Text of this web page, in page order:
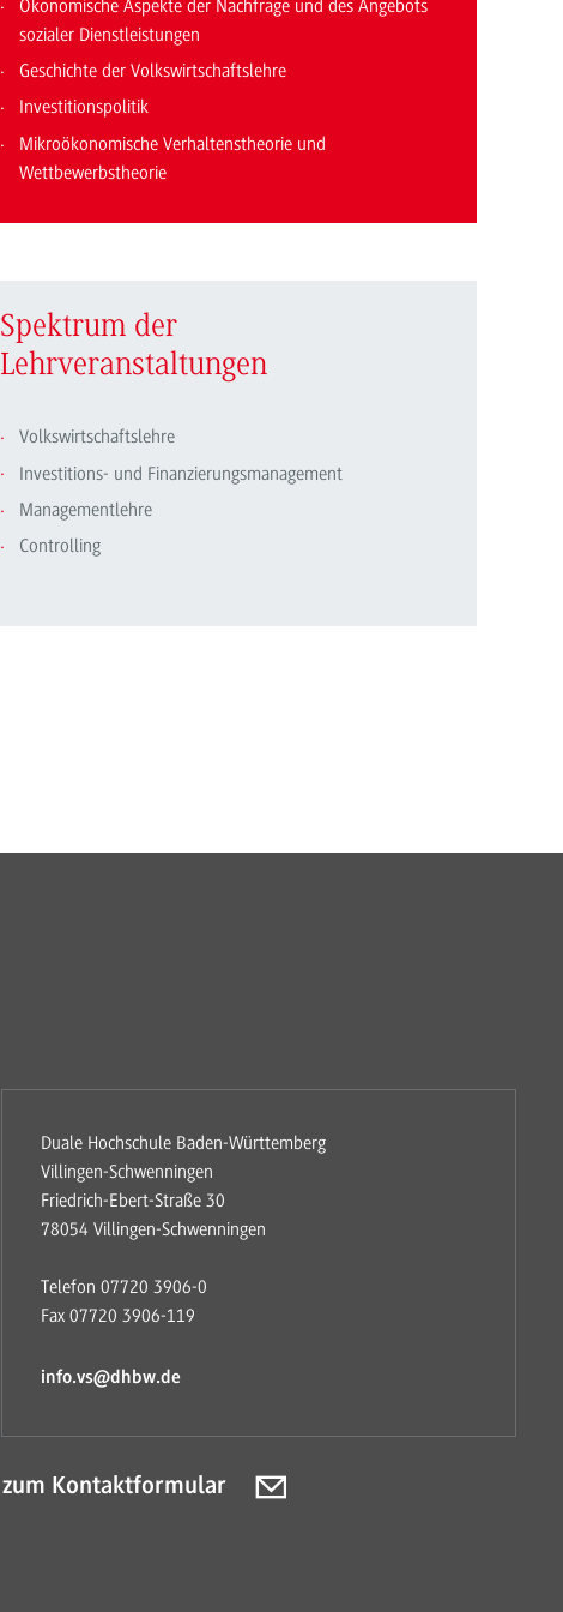
Ökonomische Aspekte der Nachfrage und des Angebots
sozialer Dienstleistungen
Geschichte der Volkswirtschaftslehre
Investitionspolitik
Mikroökonomische Verhaltenstheorie und
Wettbewerbstheorie
Spektrum der
Lehrveranstaltungen
Volkswirtschaftslehre
Investitions- und Finanzierungsmanagement
Managementlehre
Controlling
Duale Hochschule Baden-Württemberg
Villingen-Schwenningen
Friedrich-Ebert-Straße 30
78054 Villingen-Schwenningen
Telefon 07720 3906-0
Fax 07720 3906-119
info.vs@dhbw.de
zum Kontaktformular